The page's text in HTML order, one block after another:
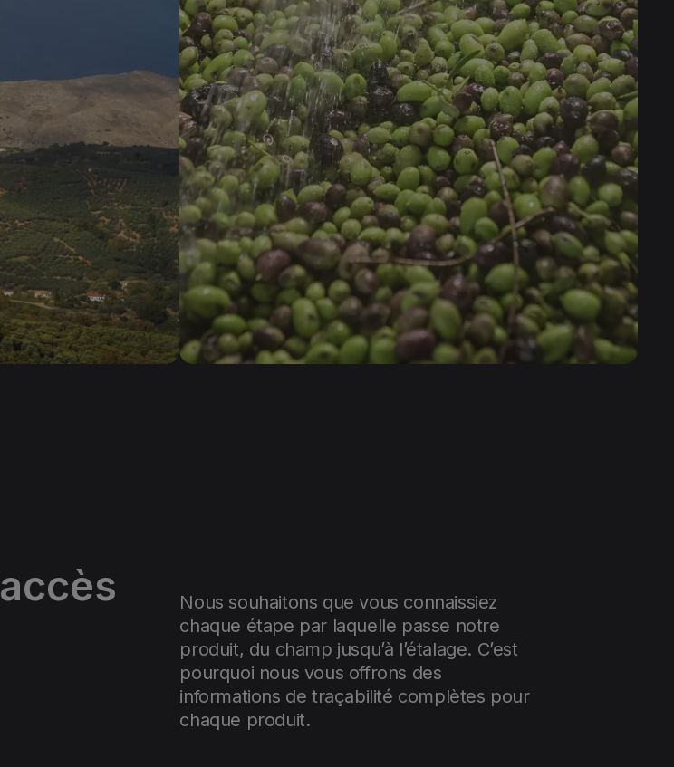
Nous souhaitons que vous connaissiez
chaque étape par laquelle passe notre
produit, du champ jusqu’à l’étalage. C’est
pourquoi nous vous offrons des
informations de traçabilité complètes pour
chaque produit.